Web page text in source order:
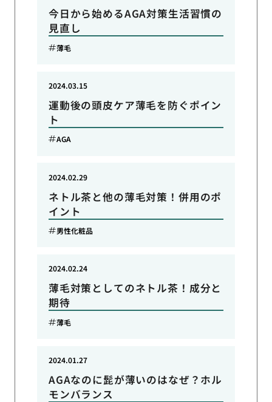
今日から始めるAGA対策生活習慣の
見直し
薄毛
運動後の頭皮ケア薄毛を防ぐポイン
ト
2024.03.15
AGA
ネトル茶と他の薄毛対策！併用のポ
イント
2024.02.29
男性化粧品
薄毛対策としてのネトル茶！成分と
期待
2024.02.24
薄毛
AGAなのに髭が薄いのはなぜ？ホル
モンバランス
2024.01.27